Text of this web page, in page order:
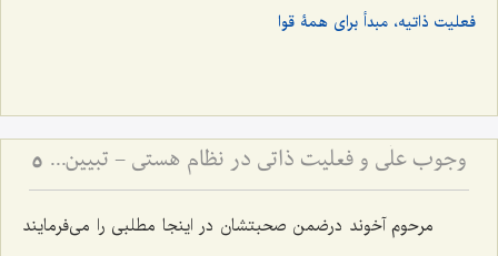
فعلیت ذاتیه، مبدأ برای همۀ قوا
وجوب علّی و فعلیت ذاتی در نظام هستی - تبیین رابطه ضرورت علت با تحقق معلول در عالم خارج 5
مرحوم آخوند درضمن صحبتشان در اینجا مطلبی را می‌فرمایند